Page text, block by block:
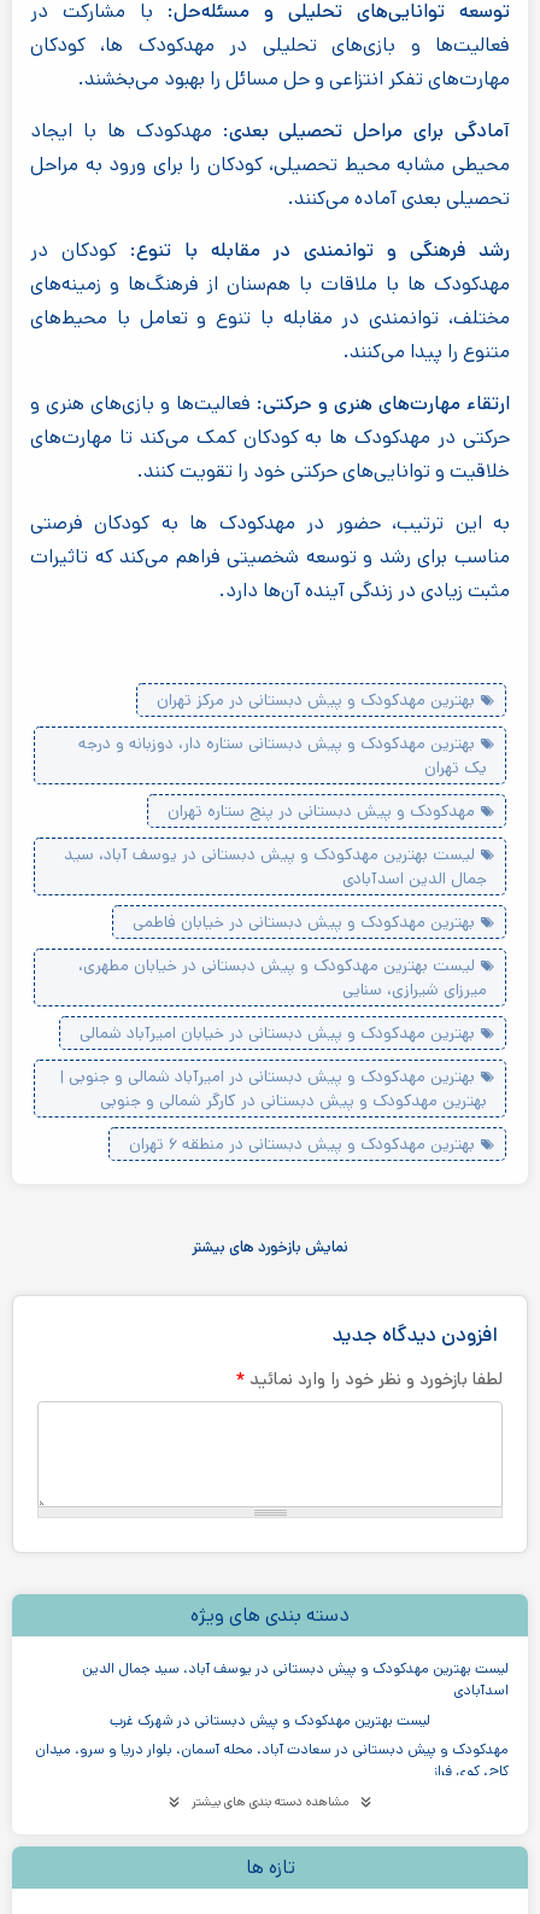
توسعه توانایی‌های تحلیلی و مسئله‌حل: با مشارکت در
فعالیت‌ها و بازی‌های تحلیلی در مهدکودک ها، کودکان
مهارت‌های تفکر انتزاعی و حل مسائل را بهبود می‌بخشند.
آمادگی برای مراحل تحصیلی بعدی: مهدکودک ها با ایجاد
محیطی مشابه محیط تحصیلی، کودکان را برای ورود به مراحل
تحصیلی بعدی آماده می‌کنند.
رشد فرهنگی و توانمندی در مقابله با تنوع: کودکان در
مهدکودک ها با ملاقات با هم‌سنان از فرهنگ‌ها و زمینه‌های
مختلف، توانمندی در مقابله با تنوع و تعامل با محیط‌های
متنوع را پیدا می‌کنند.
ارتقاء مهارت‌های هنری و حرکتی: فعالیت‌ها و بازی‌های هنری و
حرکتی در مهدکودک ها به کودکان کمک می‌کند تا مهارت‌های
خلاقیت و توانایی‌های حرکتی خود را تقویت کنند.
به این ترتیب، حضور در مهدکودک ها به کودکان فرصتی
مناسب برای رشد و توسعه شخصیتی فراهم می‌کند که تاثیرات
مثبت زیادی در زندگی آینده آن‌ها دارد.
بهترین مهدکودک و پیش دبستانی در مرکز تهران
بهترین مهدکودک و پیش دبستانی ستاره دار، دوزبانه و درجه
یک تهران
مهدکودک و پیش دبستانی در پنج ستاره تهران
لیست بهترین مهدکودک و پیش دبستانی در یوسف آباد، سید
جمال الدین اسدآبادی
بهترین مهدکودک و پیش دبستانی در خیابان فاطمی
لیست بهترین مهدکودک و پیش دبستانی در خیابان مطهری،
میرزای شیرازی، سنایی
بهترین مهدکودک و پیش دبستانی در خیابان امیرآباد شمالی
بهترین مهدکودک و پیش دبستانی در امیرآباد شمالی و جنوبی |
بهترین مهدکودک و پیش دبستانی در کارگر شمالی و جنوبی
بهترین مهدکودک و پیش دبستانی در منطقه ۶ تهران
نمایش بازخورد های بیشتر
افزودن دیدگاه جدید
لطفا بازخورد و نظر خود را وارد نمائید *
دسته بندی های ویژه
لیست بهترین مهدکودک و پیش دبستانی در یوسف آباد، سید جمال الدین
اسدآبادی
لیست بهترین مهدکودک و پیش دبستانی در شهرک غرب
مهدکودک و پیش دبستانی در سعادت آباد، محله آسمان، بلوار دریا و سرو، میدان
کاج، کوی فراز
لیست بهترین مهدکودک و پیش دبستانی در تهرانپارس
لیست بهترین مهدکودک و پیش دبستانی در جنت آباد
لیست بهترین مهدکودک و پیش دبستانی در آیت اله کاشانی، سازمان برنامه
مشاهده دسته بندی های بیشتر
تازه ها